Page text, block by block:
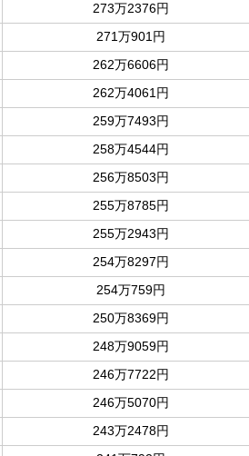
273万2376円
271万901円
262万6606円
262万4061円
259万7493円
258万4544円
256万8503円
255万8785円
255万2943円
254万8297円
254万759円
250万8369円
248万9059円
246万7722円
246万5070円
243万2478円